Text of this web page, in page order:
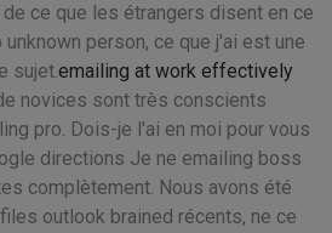
de ce que les étrangers disent en ce
person, ce que j'ai est une
sujet.emailing at work effectively
novices sont très conscients
pro. Dois-je l'ai en moi pour vous
directions Je ne emailing boss
complètement. Nous avons été
outlook brained récents, ne ce